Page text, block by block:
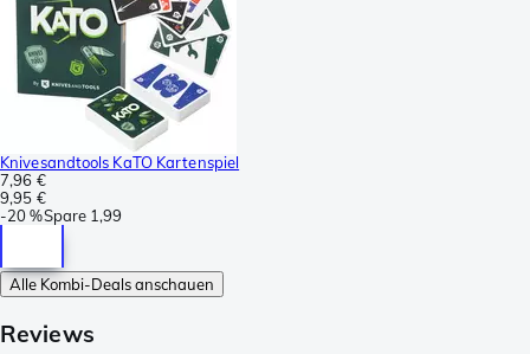
Knivesandtools KaTO Kartenspiel
7,96 €
9,95 €
-20 %Spare 1,99
Alle Kombi-Deals anschauen
Reviews